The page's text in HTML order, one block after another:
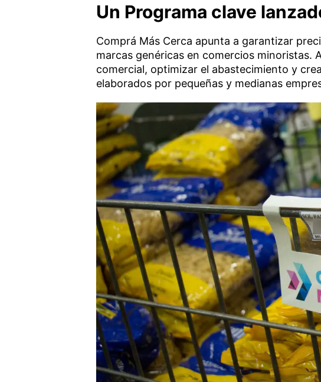
Un Programa clave
Comprá Más Cerca apunta a garantizar
marcas genéricas en comercios minoristas.
comercial, optimizar el abastecimiento y
elaborados por pequeñas y medianas